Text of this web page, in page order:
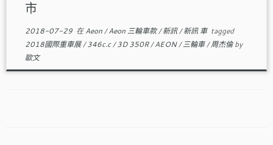
市
2018-07-29在Aeon/Aeon 三輪車款/新訊/新訊 車 tagged
2018國際重車展/346c.c/3D 350R/AEON/三輪車/周杰倫by
歐文